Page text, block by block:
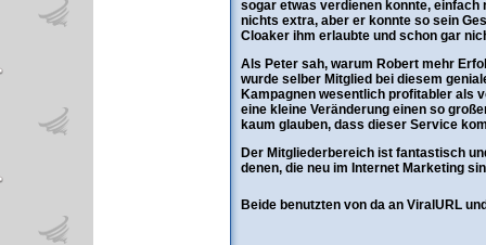
sogar etwas verdienen konnte, einfach
nichts extra, aber er konnte so sein
Cloaker ihm erlaubte und schon gar
Als Peter sah, warum Robert mehr
wurde selber Mitglied bei diesem
Kampagnen wesentlich profitabler als
eine kleine Veränderung einen so
kaum glauben, dass dieser Service
Der Mitgliederbereich ist fantastisch
denen, die neu im Internet Marketing
Beide benutzten von da an ViralURL